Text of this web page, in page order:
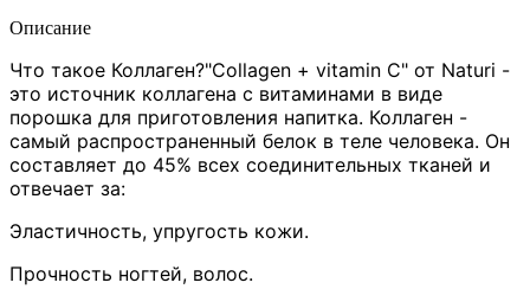
Описание
Что такое Коллаген?"Collagen + vitamin C" от Naturi -
это источник коллагена с витаминами в виде
порошка для приготовления напитка. Коллаген -
самый распространенный белок в теле человека. Он
составляет до 45% всех соединительных тканей и
отвечает за:
Эластичность, упругость кожи.
Прочность ногтей, волос.